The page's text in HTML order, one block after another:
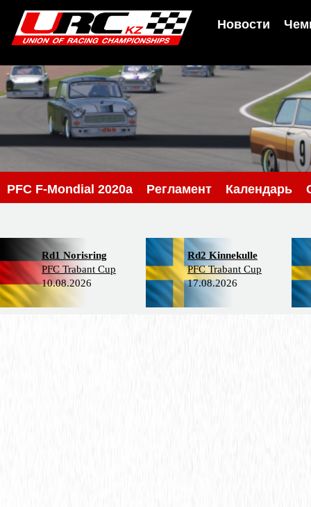
Новости
PFC F-Mondial 2020a Регламент Календарь
Rd1 Norisring
PFC Trabant Cup
10.08.2026
Rd2 Kinnekulle
PFC Trabant Cup
17.08.2026